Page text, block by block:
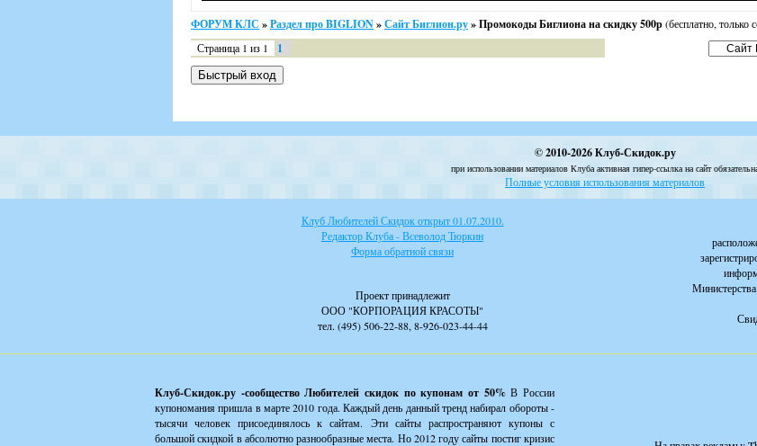
ФОРУМ КЛС »Раздел про BIGLION»Сайт Биглион.ру»Промокоды Биглиона на скидку 500р(бесплатно, только
Страница 1 из 1 1
© 2010-2026 Клуб-Скидок.ру
при использовании материалов Клуба активная гипер-ссылка на сайт
Полные условия использования материалов
Клуб Любителей Скидок открыт 01.07.2010.
Редактор Клуба - Всеволод Тюркин
Форма обратной связи
Проект принадлежит
ООО "КОРПОРАЦИЯ КРАСОТЫ"
тел. (495) 506-22-88, 8-926-023-44-44
Клуб-Скидок.ру -сообщество Любителей скидок по купонам от 50%В России
купономания пришла в марте 2010 года. Каждый день данный тренд набирал обороты -
тысячи человек присоединялось к сайтам. Эти сайты распространяют купоны с
большой скидкой в абсолютно разнообразные места. Но 2012 году сайты постиг кризис